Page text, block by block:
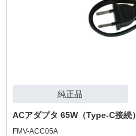
純正品
ACアダプタ 65W（Type-C接続）
FMV-ACC05A